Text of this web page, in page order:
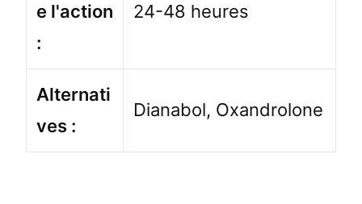
e l'action
:
24-48 heures
Alternati
ves :
Dianabol, Oxandrolone